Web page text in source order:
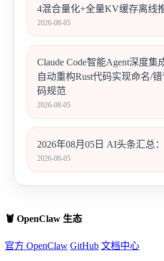
4混合量化+全量KV缓存离线
2026-08-05
Claude Code智能Agent深度集
自动重构Rust代码实现命名/
码规范
2026-08-05
2026年08月05日 AI头条汇总
2026-08-05
🦞 OpenClaw 生态
官方 OpenClaw GitHub 文档中心